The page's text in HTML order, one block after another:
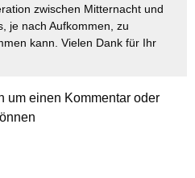
zwischen Mitternacht und
je nach Aufkommen, zu
kann. Vielen Dank für Ihr
um einen Kommentar oder